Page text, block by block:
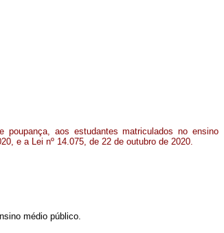
poupança, aos estudantes matriculados no ensino
e a Lei nº 14.075, de 22 de outubro de 2020.
médio público.